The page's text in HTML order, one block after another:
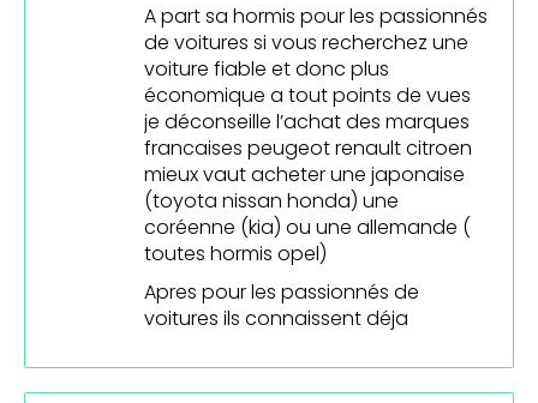
A part sa hormis pour les passionnés
de voitures si vous recherchez une
voiture fiable et donc plus
économique a tout points de vues
je déconseille l’achat des marques
francaises peugeot renault citroen
mieux vaut acheter une japonaise
(toyota nissan honda) une
coréenne (kia) ou une allemande (
toutes hormis opel)
Apres pour les passionnés de
voitures ils connaissent déja